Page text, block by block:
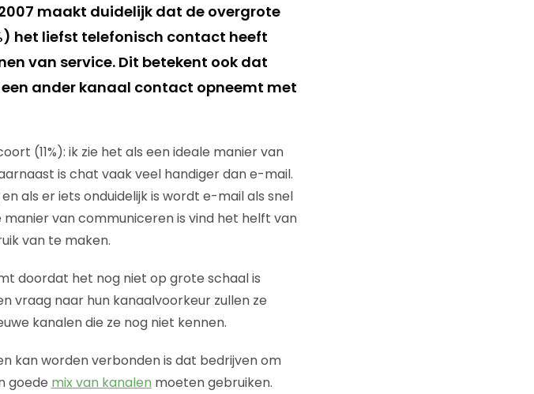
maakt duidelijk dat de overgrote
het liefst telefonisch contact heeft
van service. Dit betekent ook dat
ander kanaal contact opneemt met
(11%): ik zie het als een ideale manier van
is chat vaak veel handiger dan e-mail.
als er iets onduidelijk is wordt e-mail als snel
van communiceren is vind het helft van
van te maken.
doordat het nog niet op grote schaal is
vraag naar hun kanaalvoorkeur zullen ze
kanalen die ze nog niet kennen.
kan worden verbonden is dat bedrijven om
goede mix van kanalen moeten gebruiken.